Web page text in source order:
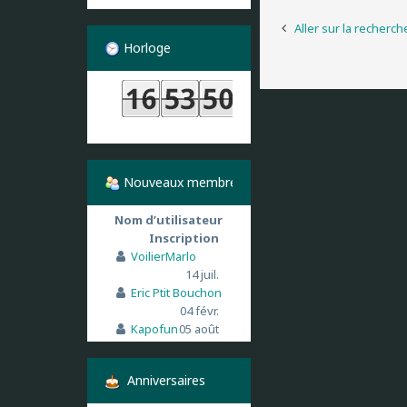
Aller sur la
Horloge
Nouveaux membres
Nom d’utilisateur
Inscription
VoilierMarlo
14 juil.
Eric Ptit Bouchon
04 févr.
Kapofun05 août
Anniversaires